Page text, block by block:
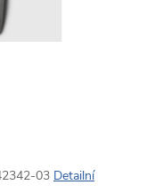
03 Detailní